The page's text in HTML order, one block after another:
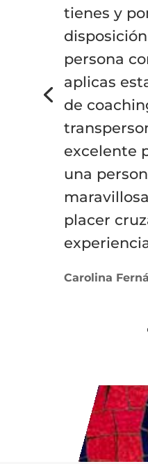
tienes y
persona
aplicas
de
excelente
una
placer
Carolina